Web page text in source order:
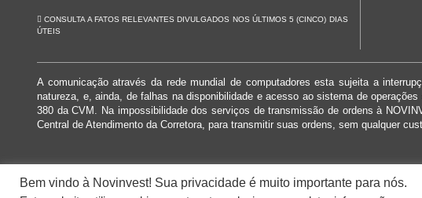
CONSULTA A FATOS RELEVANTES DIVULGADOS NOS ÚLTIMOS 5 (CINCO) DIAS
ÚTEIS
A comunicação através da rede mundial de computadores esta sujeita a
natureza, e, ainda, de falhas na disponibilidade e acesso ao sistema de
380 da CVM. Na impossibilidade dos serviços de transmissão de ordens à
Central de Atendimento da Corretora, para transmitir suas ordens, sem qualquer
Bem vindo à Novinvest! Sua privacidade é muito importante para nós.